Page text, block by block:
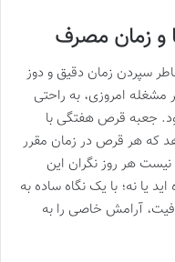
و زمان مصرف
سپردن زمان دقیق و دوز
امروزی، به راحتی
جعبه قرص هفتگی با
که هر قرص در زمان مقرر
هر روز نگران این
یا نه؛ با یک نگاه ساده به
آرامش خاصی را به